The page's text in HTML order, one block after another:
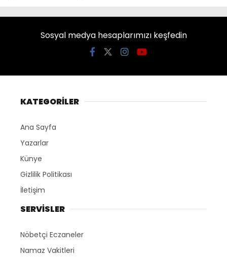
Sosyal medya hesaplarımızı keşfedin
KATEGORİLER
Ana Sayfa
Yazarlar
Künye
Gizlilik Politikası
İletişim
SERVİSLER
Nöbetçi Eczaneler
Namaz Vakitleri